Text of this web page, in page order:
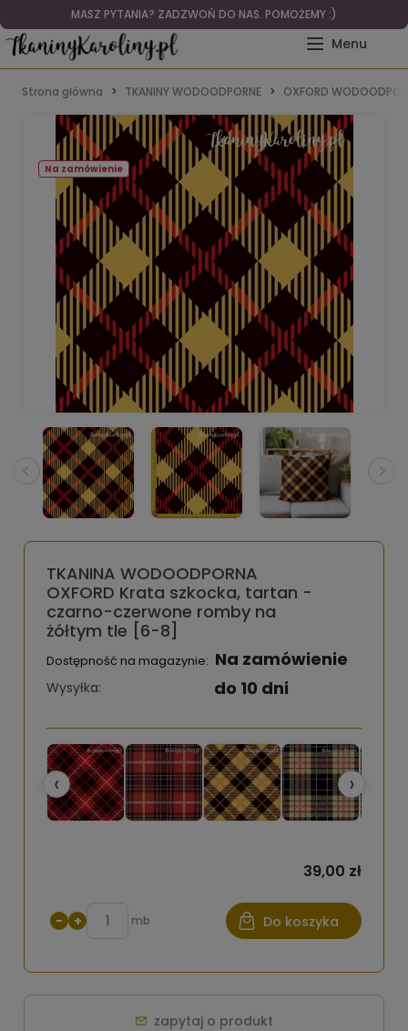
MASZ PYTANIA? ZADZWOŃ DO NAS. POMOŻEMY :)
Strona główna TKANINY WODOODPORNE OXFORD
Na zamówienie
TKANINA WODOODPORNA
OXFORD Krata szkocka, tartan -
czarno-czerwone romby na
żółtym tle [6-8]
Dostępność na magazynie: Na zamówienie
Wysyłka: do 10 dni
‹ ›
39,00 zł
− + mb Do koszyka
zapytaj o produkt